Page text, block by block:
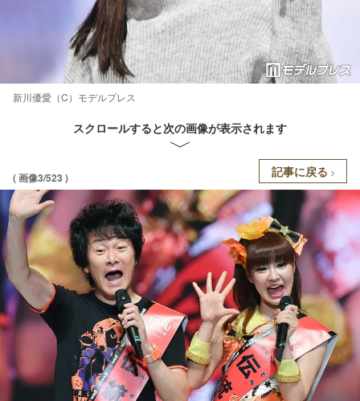
新川優愛（C）モデルプレス
スクロールすると次の画像が表示されます
( 画像3/523 ) 記事に戻る